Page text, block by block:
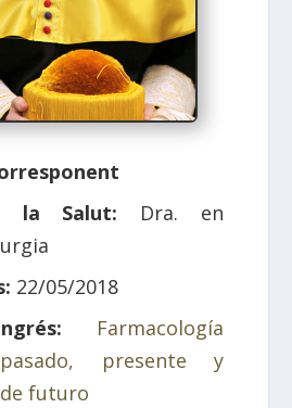
la Salut: Dra. en
22/05/2018
Farmacología
presente y
futuro